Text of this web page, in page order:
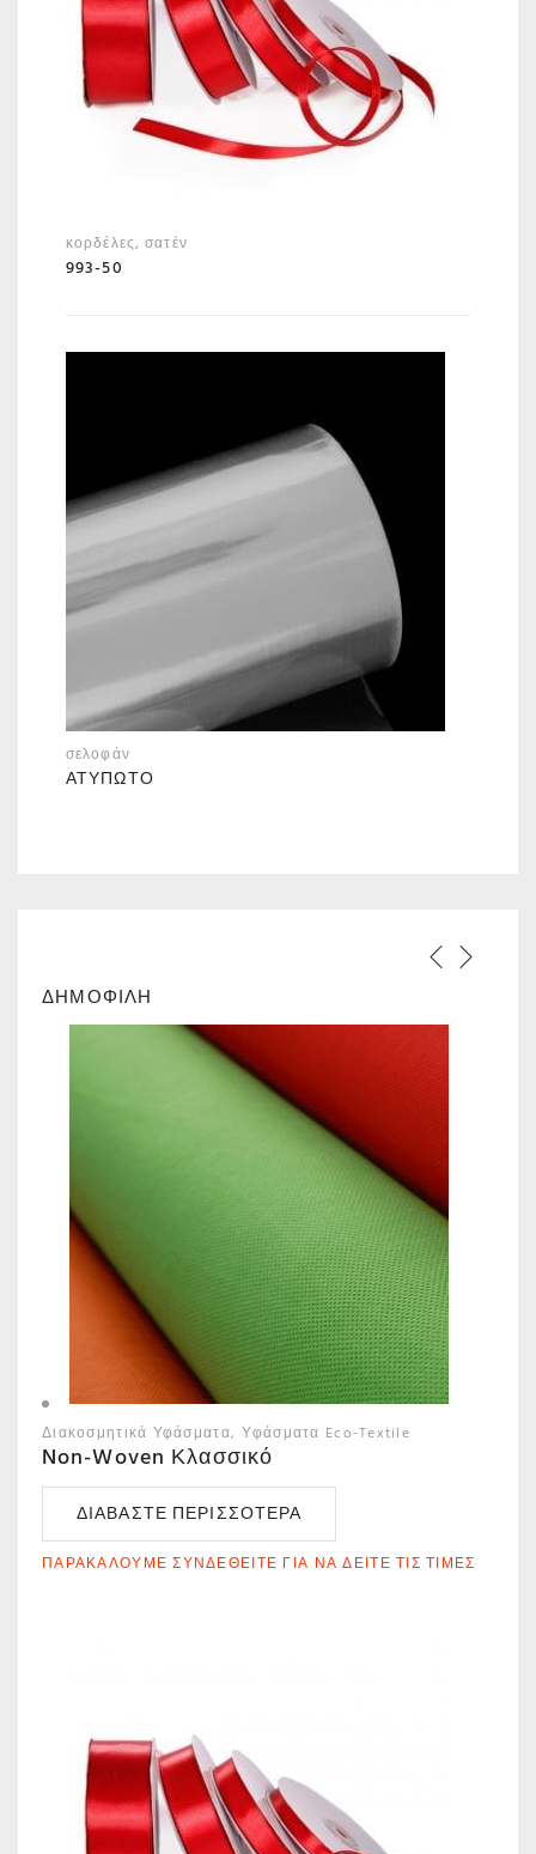
κορδέλες,σατέν
993-50
σελοφάν
ΑΤΎΠΩΤΟ
ΔΗΜΟΦΙΛΗ
Διακοσμητικά Υφάσματα Υφάσματα Eco-Textile
Non-Woven Κλασσικό
ΔΙΑΒΆΣΤΕ ΠΕΡΙΣΣΌΤΕΡΑ
ΠΑΡΑΚΑΛΟΎΜΕ ΣΥΝΔΕΘΕΊΤΕ ΓΙΑ ΝΑ ΔΕΊΤΕ ΤΙΣ ΤΙΜΈΣ